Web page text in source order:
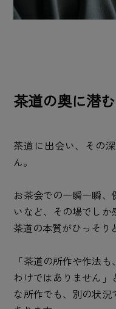
茶道の奥に潜
茶道に出会い、その
ん。
お茶会での一瞬一瞬
いなど、その場でしか
茶道の本質がひっそり
「茶道の所作や作法
わけではありません
な所作でも、別の状